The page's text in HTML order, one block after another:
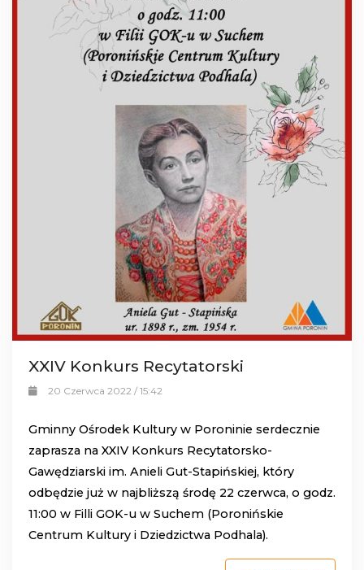
XXIV Konkurs Recytatorski
20 Czerwca 2022 / 15:42
Gminny Ośrodek Kultury w Poroninie serdecznie
zaprasza na XXIV Konkurs Recytatorsko-
Gawędziarski im. Anieli Gut-Stapińskiej, który
odbędzie już w najbliższą środę 22 czerwca, o godz.
11:00 w Filli GOK-u w Suchem (Poronińskie
Centrum Kultury i Dziedzictwa Podhala).